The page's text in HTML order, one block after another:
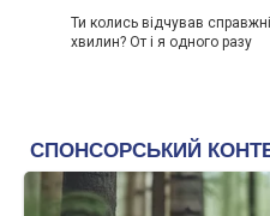
Ти колись відчував
хвилин? От і я одного разу